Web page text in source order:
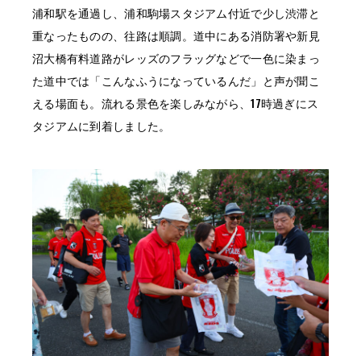
浦和駅を通過し、浦和駒場スタジアム付近で少し渋滞と
重なったものの、往路は順調。道中にある消防署や新見
沼大橋有料道路がレッズのフラッグなどで一色に染まっ
た道中では「こんなふうになっているんだ」と声が聞こ
える場面も。流れる景色を楽しみながら、17時過ぎにス
タジアムに到着しました。